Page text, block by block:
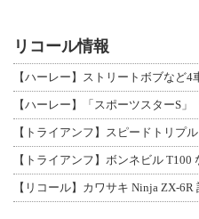
リコール情報
【ハーレー】ストリートボブなど
【トライアンフ】スピードトリプ
【リコール】カワサキ Ninja ZX-6R